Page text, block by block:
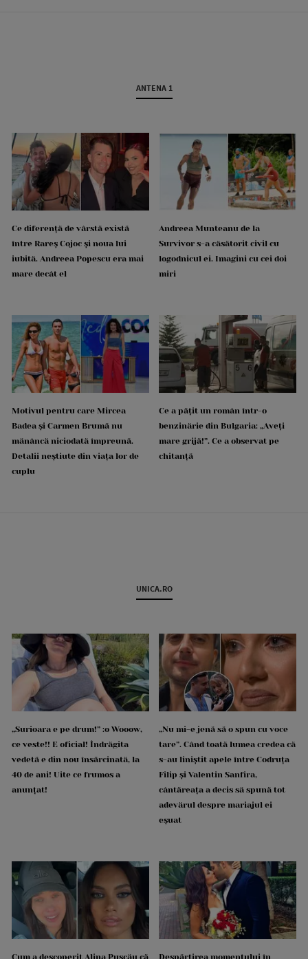
ANTENA 1
Ce diferență de vârstă există
între Rareș Cojoc și noua lui
iubită. Andreea Popescu era mai
mare decât el
Andreea Munteanu de la
Survivor s-a căsătorit civil cu
logodnicul ei. Imagini cu cei doi
miri
Motivul pentru care Mircea
Badea și Carmen Brumă nu
mănâncă niciodată împreună.
Detalii neștiute din viața lor de
cuplu
Ce a pățit un român într-o
benzinărie din Bulgaria: „Aveți
mare grijă!”. Ce a observat pe
chitanță
UNICA.RO
„Surioara e pe drum!” :o Wooow,
ce veste!! E oficial! Îndrăgita
vedetă e din nou însărcinată, la
40 de ani! Uite ce frumos a
anunțat!
„Nu mi-e jenă să o spun cu voce
tare”. Când toată lumea credea că
s-au liniștit apele între Codruța
Filip și Valentin Sanfira,
cântăreața a decis să spună tot
adevărul despre mariajul ei
eșuat
Cum a descoperit Alina Pușcău că Despărțirea momentului în